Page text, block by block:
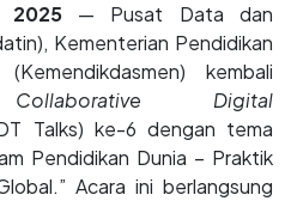
2025— Pusat Data dan
Kementerian Pendidikan
kembali
Collaborative Digital
Talks) ke-6 dengan tema
Pendidikan Dunia – Praktik
Acara ini berlangsung